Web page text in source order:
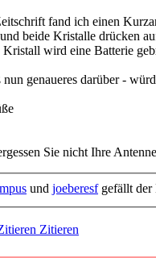
fand ich einen
beide Kristalle drücken
Kristall wird eine Batterie
genaueres darüber -
Sie nicht Ihre
und joeberesfgefällt der
Zitieren